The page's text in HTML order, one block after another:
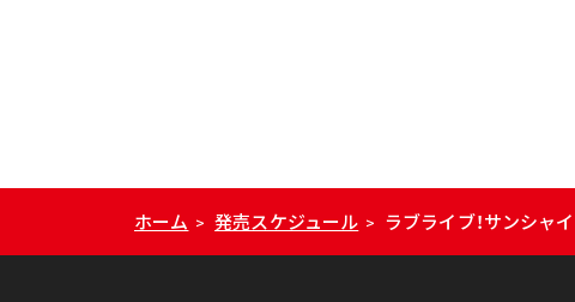
ホーム > 発売スケジュール > ラブライブ！サンシ